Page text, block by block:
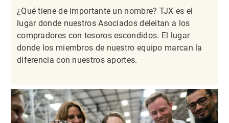
¿Qué tiene de importante un nombre? TJX es el
lugar donde nuestros Asociados deleitan a los
compradores con tesoros escondidos. El lugar
donde los miembros de nuestro equipo marcan la
diferencia con nuestros aportes.